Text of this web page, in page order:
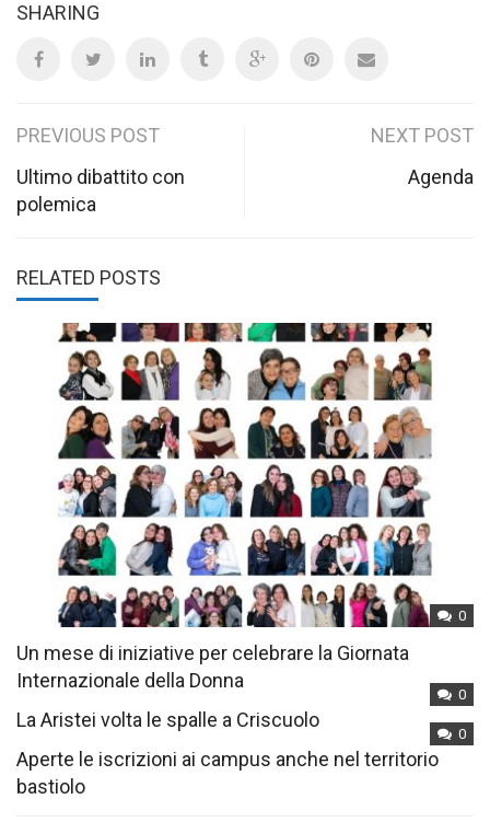
SHARING
Post
navigation
PREVIOUS POST
Ultimo dibattito con
polemica
NEXT POST
Agenda
RELATED POSTS
0
Un mese di iniziative per celebrare la Giornata
Internazionale della Donna
0
La Aristei volta le spalle a Criscuolo
0
Aperte le iscrizioni ai campus anche nel territorio
bastiolo